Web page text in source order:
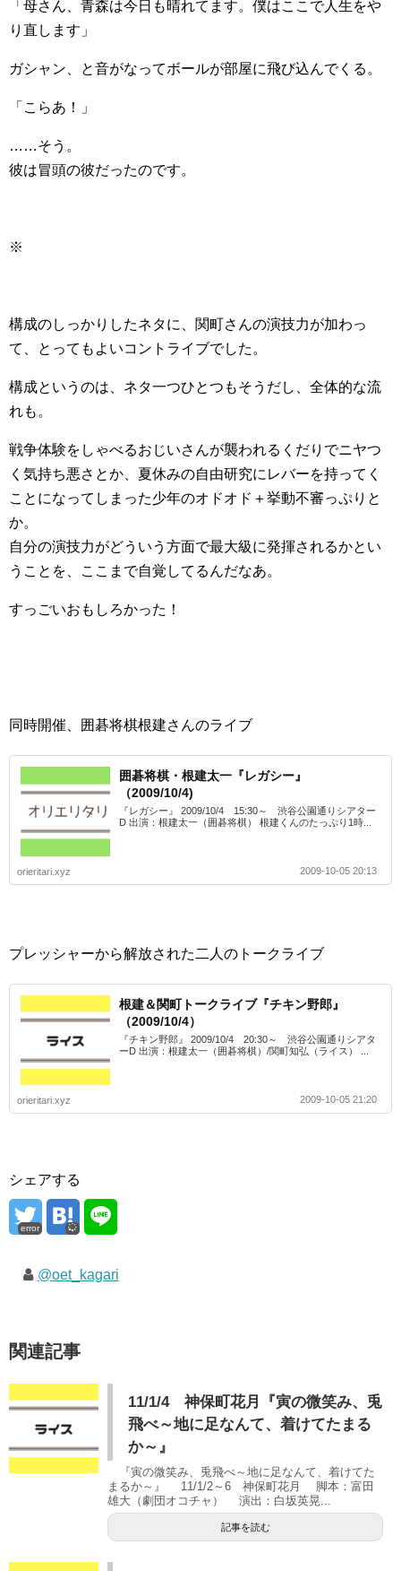
「母さん、青森は今日も晴れてます。僕はここで人生をや
り直します」
ガシャン、と音がなってボールが部屋に飛び込んでくる。
「こらあ！」
……そう。
彼は冒頭の彼だったのです。
※
構成のしっかりしたネタに、関町さんの演技力が加わっ
て、とってもよいコントライブでした。
構成というのは、ネタ一つひとつもそうだし、全体的な流
れも。
戦争体験をしゃべるおじいさんが襲われるくだりでニヤつ
く気持ち悪さとか、夏休みの自由研究にレバーを持ってく
ことになってしまった少年のオドオド＋挙動不審っぷりと
か。
自分の演技力がどういう方面で最大級に発揮されるかとい
うことを、ここまで自覚してるんだなあ。
すっごいおもしろかった！
同時開催、囲碁将棋根建さんのライブ
囲碁将棋・根建太一『レガシー』
（2009/10/4)
『レガシー』 2009/10/4 15:30～ 渋谷公園通りシアター
D 出演：根建太一（囲碁将棋） 根建くんのたっぷり1時...
orieritari.xyz 2009-10-05 20:13
プレッシャーから解放された二人のトークライブ
根建＆関町トークライブ『チキン野郎』
（2009/10/4）
『チキン野郎』 2009/10/4 20:30～ 渋谷公園通りシアタ
ーD 出演：根建太一（囲碁将棋）/関町知弘（ライス） ...
orieritari.xyz 2009-10-05 21:20
シェアする
error
@oet_kagari
関連記事
11/1/4 神保町花月『寅の微笑み、兎
飛べ～地に足なんて、着けてたまる
か～』
『寅の微笑み、兎飛べ～地に足なんて、着けてた
まるか～』 11/1/2～6 神保町花月 脚本：富田
雄大（劇団オコチャ） 演出：白坂英晃...
記事を読む